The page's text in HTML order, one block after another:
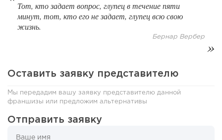
Coffee Way приступил к масштабированию собственной
Тот, кто задает вопрос, глупец в течение пяти
минут, тот, кто его не задает, глупец всю свою
жизнь.
Бернар Вербер
Оставить заявку представителю
Мы передадим вашу заявку представителю данной
франшизы или предложим альтернативы
Отправить заявку